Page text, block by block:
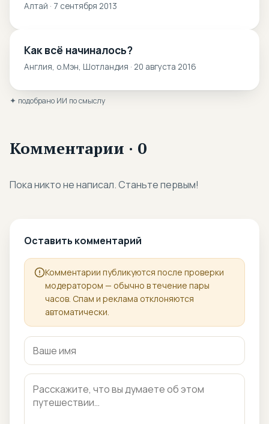
Алтай · 7 сентября 2013
Как всё начиналось?
Англия, о.Мэн, Шотландия · 20 августа 2016
✦ подобрано ИИ по смыслу
Комментарии · 0
Пока никто не написал. Станьте первым!
Оставить комментарий
Комментарии публикуются после проверки
модератором — обычно в течение пары
часов. Спам и реклама отклоняются
автоматически.